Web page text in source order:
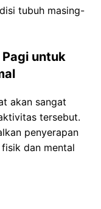
tubuh masing-
untuk
akan sangat
tersebut.
penyerapan
dan mental